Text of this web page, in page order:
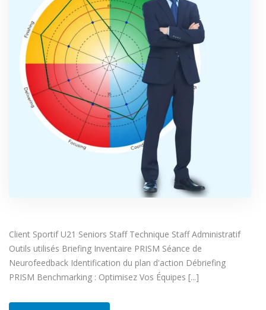
Client Sportif U21 Seniors Staff Technique Staff Administratif
Outils utilisés Briefing Inventaire PRISM Séance de
Neurofeedback Identification du plan d'action Débriefing
PRISM Benchmarking : Optimisez Vos Équipes [...]